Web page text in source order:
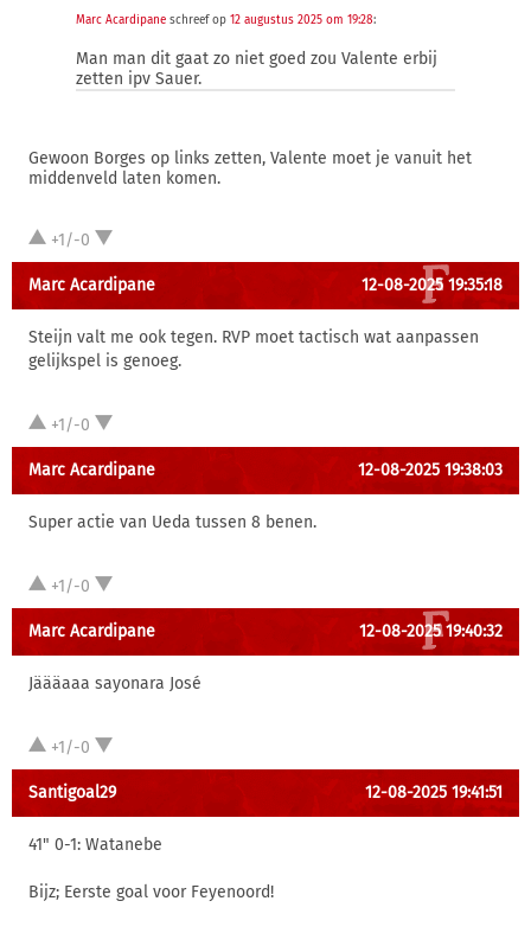
Marc Acardipane schreef op 12 augustus 2025 om 19:28:
Man man dit gaat zo niet goed zou Valente erbij
zetten ipv Sauer.
Gewoon Borges op links zetten, Valente moet je vanuit het
middenveld laten komen.
+1/-0
Marc Acardipane 12-08-2025 19:35:18
Steijn valt me ook tegen. RVP moet tactisch wat aanpassen
gelijkspel is genoeg.
+1/-0
Marc Acardipane 12-08-2025 19:38:03
Super actie van Ueda tussen 8 benen.
+1/-0
Marc Acardipane 12-08-2025 19:40:32
Jäääaaa sayonara José
+1/-0
Santigoal29 12-08-2025 19:41:51
41" 0-1: Watanebe
Bijz; Eerste goal voor Feyenoord!